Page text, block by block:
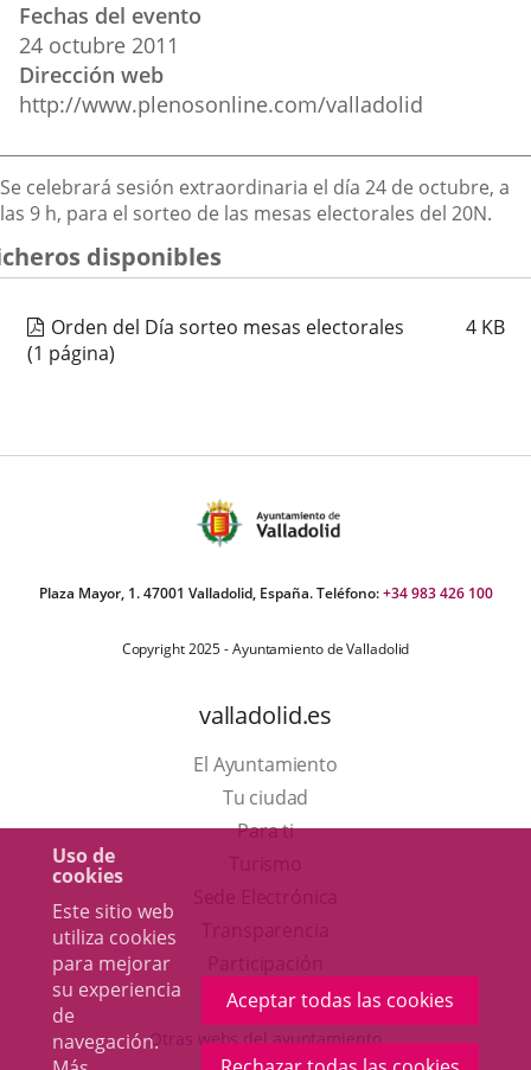
Uso de
cookies
Este sitio web
utiliza cookies
para mejorar
su experiencia
de
navegación.
Aceptar todas las cookies
externa.externa.
del
evento
Fechas del evento
24 octubre 2011
Dirección web
http://www.plenosonline.com/valladolid
Descripción
Se celebrará sesión extraordinaria el día 24 de octubre, a
las 9 h, para el sorteo de las mesas electorales del 20N.
disponibles
Orden del Día sorteo mesas electorales 4 KB
(1 página)
Plaza Mayor, 1. 47001 Valladolid, España. Teléfono:+34 983 426 100
Copyright 2025 - Ayuntamiento de Valladolid
valladolid.es
El Ayuntamiento
Tu ciudad
Para ti
en
una
ventana
aplicación
externa.
Otras webs del ayuntamiento